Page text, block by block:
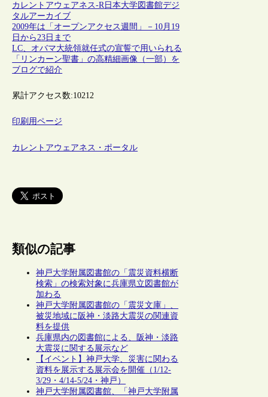
カレントアウェアネス-R日本大学図書館デジ
タルアーカイブ
2009年は「オープンアクセス週間」－10月19
日から23日まで
LC、オバマ大統領就任式の宣誓で用いられる
「リンカーン聖書」の高精細画像（一部）を
ブログで紹介
累計アクセス数:10212
印刷用ページ
カレントアウェアネス・ポータル
類似の記事
神戸大学附属図書館の「震災資料横断
検索」の検索対象に兵庫県立図書館が
加わる
神戸大学附属図書館の「震災文庫」、
被災地域に阪神・淡路大震災の関連資
料を提供
兵庫県内の図書館による、阪神・淡路
大震災に関する展示など
【イベント】神戸大学、災害に関わる
資料を展示する展示会を開催（1/12-
3/29・4/14-5/24・神戸）
神戸大学附属図書館、「神戸大学附属